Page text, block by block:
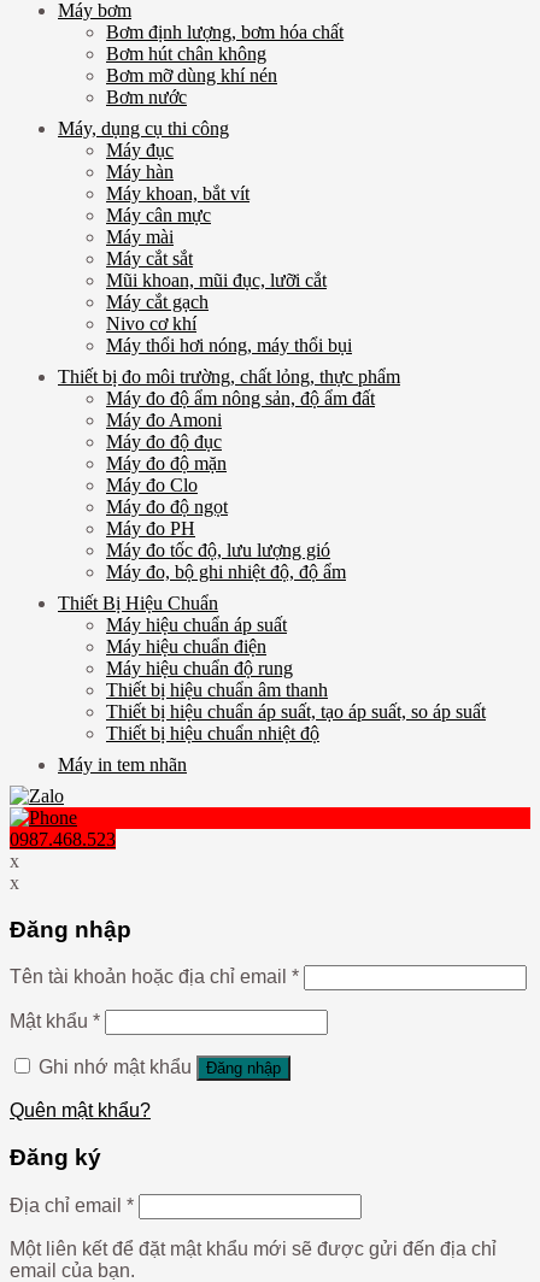
Máy bơm
Bơm định lượng, bơm hóa chất
Bơm hút chân không
Bơm mỡ dùng khí nén
Bơm nước
Máy, dụng cụ thi công
Máy đục
Máy hàn
Máy khoan, bắt vít
Máy cân mực
Máy mài
Máy cắt sắt
Mũi khoan, mũi đục, lưỡi cắt
Máy cắt gạch
Nivo cơ khí
Máy thổi hơi nóng, máy thổi bụi
Thiết bị đo môi trường, chất lỏng, thực phẩm
Máy đo độ ẩm nông sản, độ ẩm đất
Máy đo Amoni
Máy đo độ đục
Máy đo độ mặn
Máy đo Clo
Máy đo độ ngọt
Máy đo PH
Máy đo tốc độ, lưu lượng gió
Máy đo, bộ ghi nhiệt độ, độ ẩm
Thiết Bị Hiệu Chuẩn
Máy hiệu chuẩn áp suất
Máy hiệu chuẩn điện
Máy hiệu chuẩn độ rung
Thiết bị hiệu chuẩn âm thanh
Thiết bị hiệu chuẩn áp suất, tạo áp suất, so áp suất
Thiết bị hiệu chuẩn nhiệt độ
Máy in tem nhãn
0987.468.523
x
x
Đăng nhập
Tên tài khoản hoặc địa chỉ email *
Mật khẩu *
Ghi nhớ mật khẩu Đăng nhập
Quên mật khẩu?
Đăng ký
Địa chỉ email *
Một liên kết để đặt mật khẩu mới sẽ được gửi đến địa chỉ
email của bạn.